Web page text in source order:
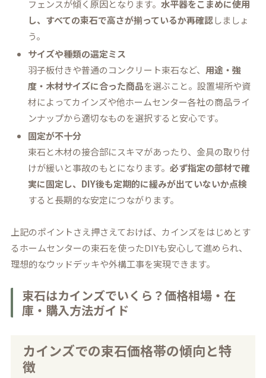
フェンスが傾く原因となります。水平器をこまめに使用
し、すべての束石で高さが揃っているか再確認しましょ
う。
サイズや種類の選定ミス
羽子板付きや普通のコンクリート束石など、 用途・強
度・木材サイズに合った商品を選ぶこと。設置場所や資
材によってカインズや他ホームセンター各社の商品ライ
ンナップから適切なものを選択すると安心です。
固定が不十分
束石と木材の接合部にスキマがあったり、金具の取り付
けが緩いと事故のもとになります。必ず指定の部材で確
実に固定し、DIY後も定期的に緩みが出ていないか点検
すると長期的な安定につながります。
上記のポイントさえ押さえておけば、カインズをはじめとす
るホームセンターの束石を使ったDIYも安心して進められ、
理想的なウッドデッキや外構工事を実現できます。
束石はカインズでいくら？価格相場・在
庫・購入方法ガイド
カインズでの束石価格帯の傾向と特
徴